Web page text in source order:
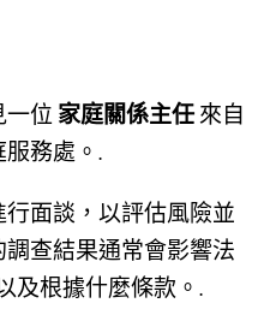
位家庭關係主任來自
務處。.
面談，以評估風險並
查結果通常會影響法
及根據什麼條款。.